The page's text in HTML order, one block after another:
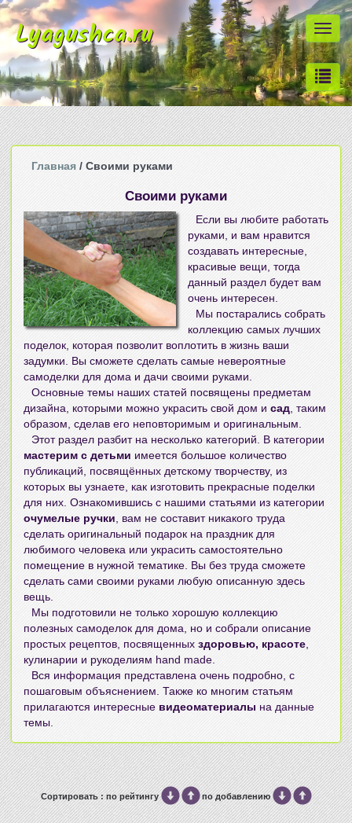
Lyagushca.ru
Главная / Своими руками
Своими руками
Если вы любите работать
руками, и вам нравится
создавать интересные,
красивые вещи, тогда
данный раздел будет вам
очень интересен.
Мы постарались собрать
коллекцию самых лучших
поделок, которая позволит воплотить в жизнь ваши
задумки. Вы сможете сделать самые невероятные
самоделки для дома и дачи своими руками
Основные темы наших статей посвящены предметам
дизайна, которыми можно украсить свой дом и сад , таким
образом, сделав его неповторимым и оригинальным.
Этот раздел разбит на несколько категорий. В категории
мастерим с детьми имеется большое количество
публикаций, посвящённых детскому творчеству, из
которых вы узнаете, как изготовить прекрасные поделки
для них. Ознакомившись с нашими статьями из категории
очумелые ручки , вам не составит никакого труда
сделать оригинальный подарок на праздник для
любимого человека или украсить самостоятельно
помещение в нужной тематике. Вы без труда сможете
сделать сами своими руками любую описанную здесь
вещь.
Мы подготовили не только хорошую коллекцию
полезных самоделок для дома , но и собрали описание
простых рецептов, посвященных здоровью, красоте
кулинарии и рукоделиям hand made.
Вся информация представлена очень подробно, с
пошаговым объяснением. Также ко многим статьям
прилагаются интересные видеоматериалы на данные
темы.
Сортировать : по рейтингу по добавлению